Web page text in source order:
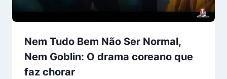
Nem Tudo Bem Não Ser Normal,
Nem Goblin: O drama coreano que
faz chorar